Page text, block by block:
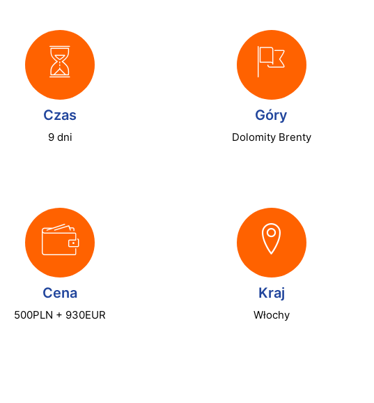
Czas
9 dni
Góry
Dolomity Brenty
Cena
500PLN + 930EUR
Kraj
Włochy